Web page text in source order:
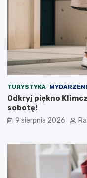
TURYSTYKA
Odkryj piękno
sobotę!
9 sierpnia 2026